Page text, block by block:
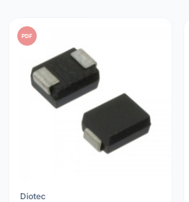
PDF
Diotec